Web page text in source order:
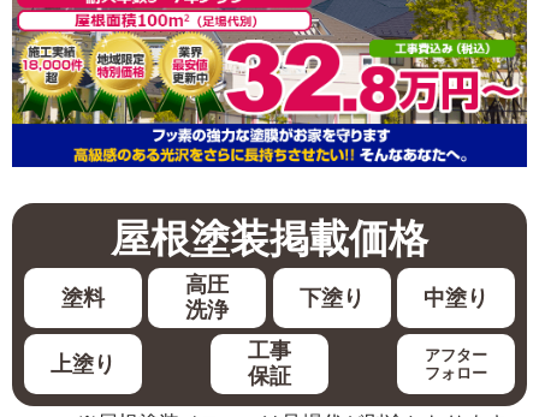
屋根塗装掲載価格
塗料
高圧
洗浄
下塗り 中塗り
上塗り
工事
保証
アフター
フォロー